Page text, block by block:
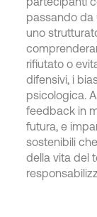
passando da
uno
rifiutato o
difensivi, i
psicologica.
feedback in
futura, e
sostenibili
della vita del